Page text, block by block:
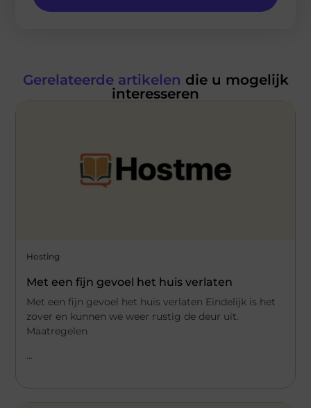
Gerelateerde artikelen die u mogelijk
interesseren
Hosting
Met een fijn gevoel het huis verlaten
Met een fijn gevoel het huis verlaten Eindelijk is het
zover en kunnen we weer rustig de deur uit.
Maatregelen
...